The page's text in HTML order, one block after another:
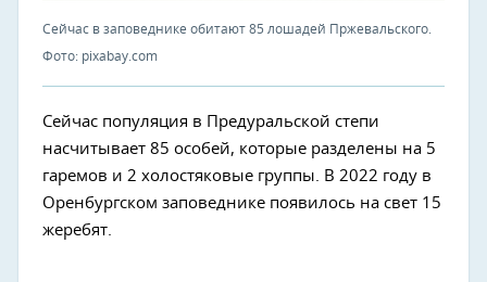
Сейчас в заповеднике обитают 85 лошадей Пржевальского.
Фото: pixabay.com
Сейчас популяция в Предуральской степи
насчитывает 85 особей, которые разделены на 5
гаремов и 2 холостяковые группы. В 2022 году в
Оренбургском заповеднике появилось на свет 15
жеребят.